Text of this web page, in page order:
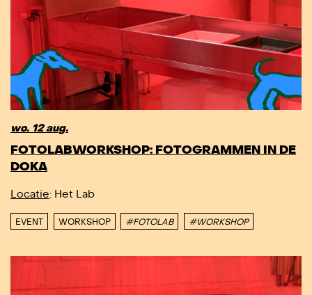
wo. 12 aug.
FOTOLABWORKSHOP: FOTOGRAMMEN IN DE
DOKA
Locatie: Het Lab
EVENT WORKSHOP #FOTOLAB #WORKSHOP